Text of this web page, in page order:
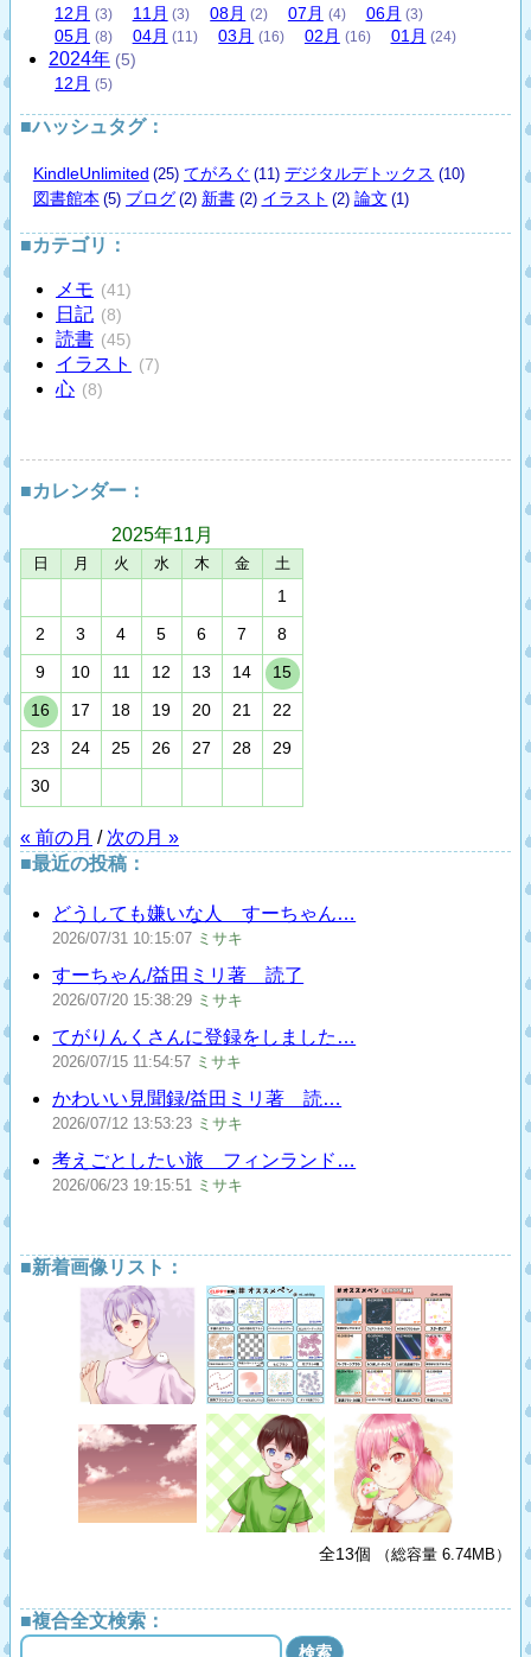
12 月 (3) 11 月 (3) 08月 (2) 07 月 (4) 06月 (3)
05月 (8) 04月 (11) 03 月 (16) 02 月 (16) 01 月 (24)
2024年 (5)
12 月 (5)
■ハッシュタグ：
KindleUnlimited (25) てがろぐ (11) デジタルデトックス (10)
図書館本 (5) ブログ (2) 新書 (2) イラスト (2) 論文 (1)
■カテゴリ：
メモ (41)
日記 (8)
読書 (45)
イラスト (7)
心 (8)
■カレンダー：
2025年11月
日 月 火 水 木 金 土
1
2
3 4 5 6 7
8
9
10 11 12 13 14
15
16
17 18 19 20 21
22
23
24 25 26 27 28
29
30
« 前の月 / 次の月 »
■最近の投稿：
どうしても嫌いな人 すーちゃん…
2026/07/31 10:15:07 ミサキ
すーちゃん/益田ミリ著 読了
2026/07/20 15:38:29 ミサキ
てがりんくさんに登録をしました…
2026/07/15 11:54:57 ミサキ
かわいい見聞録/益田ミリ著 読…
2026/07/12 13:53:23 ミサキ
考えごとしたい旅 フィンランド…
2026/06/23 19:15:51 ミサキ
■新着画像リスト：
全13個 （総容量 6.74MB）
■複合全文検索：